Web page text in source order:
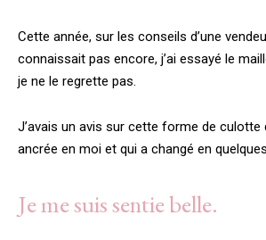
Cette année, sur les conseils d’une
connaissait pas encore, j’ai essayé le
je ne le regrette pas.
J’avais un avis sur cette forme de culotte
ancrée en moi et qui a changé en
Je me suis sentie belle.